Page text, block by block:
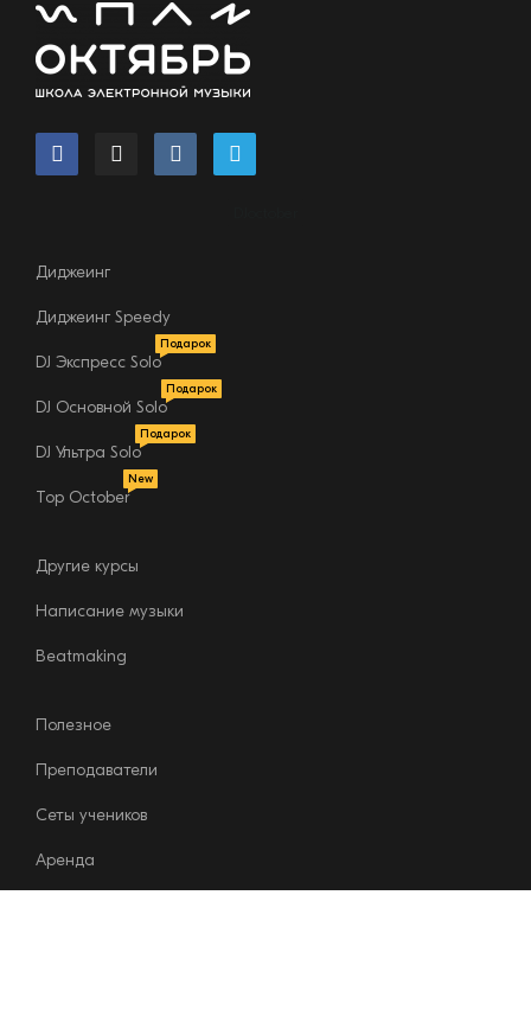
Диджеинг
Диджеинг Speedy
DJ Экспресс Solo
Подарок
DJ Основной Solo
Подарок
DJ Ультра Solo
Подарок
Top October
New
Другие курсы
Написание музыки
Beatmaking
Полезное
Преподаватели
Сеты учеников
Аренда